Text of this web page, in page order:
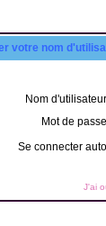
votre nom
Nom
Mot de
Se connecter
J'ai